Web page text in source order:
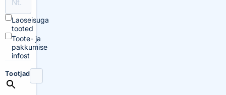
Laoseisuga
tooted
Toote- ja
pakkumise
infost
Tootjad